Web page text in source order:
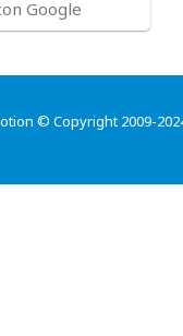
Google
© Copyright 2009-